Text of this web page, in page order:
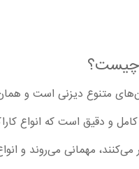
چیست؟
متنوع دیزنی است و
و دقیق است که انواع
مهمانی می‌روند و